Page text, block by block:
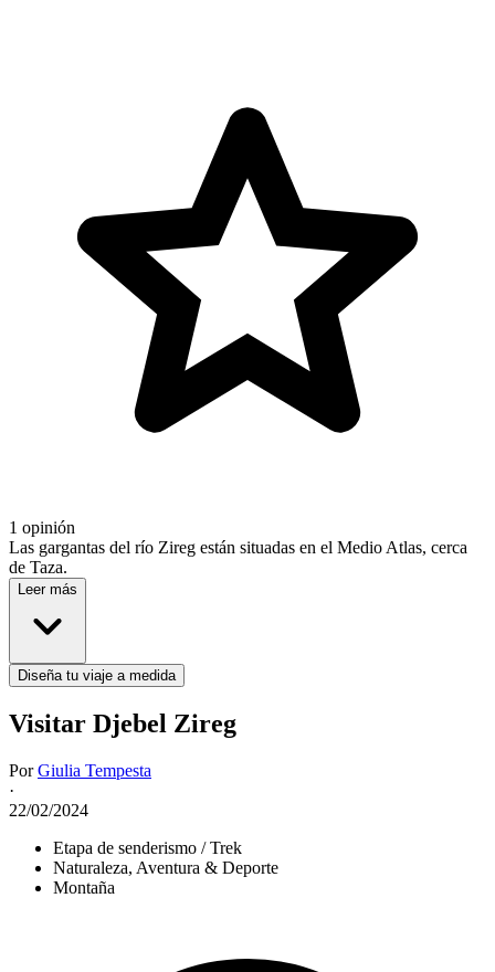
1 opinión
Las gargantas del río Zireg están situadas en el Medio Atlas, cerca
de Taza.
Leer más
Diseña tu viaje a medida
Visitar Djebel Zireg
PorGiulia Tempesta
·
22/02/2024
Etapa de senderismo / Trek
Naturaleza, Aventura & Deporte
Montaña